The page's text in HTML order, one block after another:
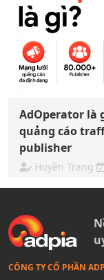
AdOperator là
quảng cáo
publisher
Huyền Trang
CÔNG TY CỔ PHẦN